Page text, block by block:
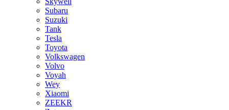
Subaru
Suzuki
Tank
Tesla
Toyota
Volkswagen
Volvo
Voyah
Wey
Xiaomi
ZEEKR